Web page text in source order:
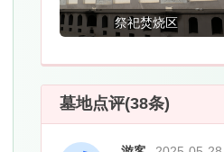
祭祀焚烧区
墓地点评(38条)